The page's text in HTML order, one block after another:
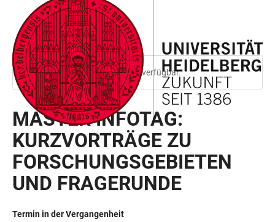
LINKS
ZUR
BARRIEREFREIHEIT
ZUM
HAUPTINHALT
HAUPTNAVIGATION
ÖFFNEN
WEBSEITENSUCHE
ÖFFNEN
Diese Seite ist nur auf Englisch verfügbar.
MASTER INFOTAG:
KURZVORTRÄGE ZU
FORSCHUNGSGEBIETEN
UND FRAGERUNDE
Termin in der Vergangenheit